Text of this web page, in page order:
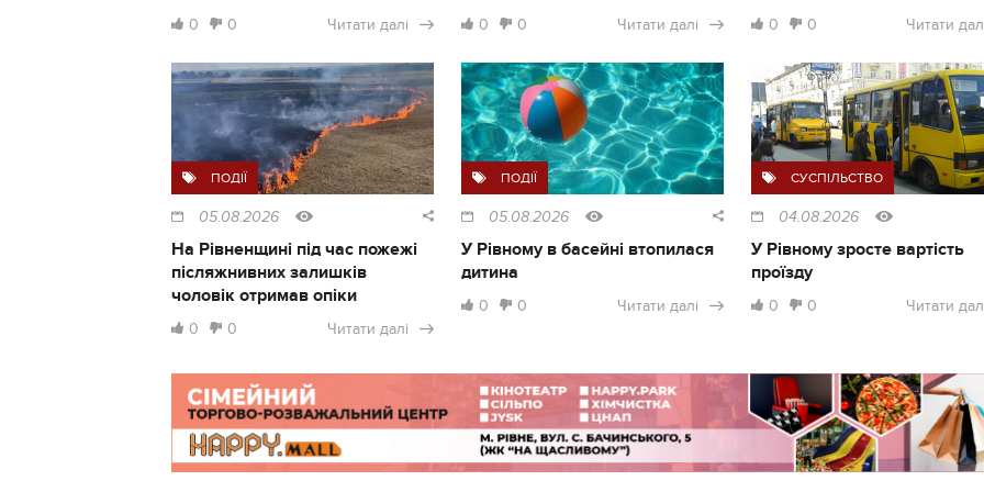
0 0 Читати далі 0 0 Читати далі 0 0 Читати
ПОДІЇ
05.08.2026
На Рівненщині під час пожежі
післяжнивних залишків
чоловік отримав опіки
0 0 Читати далі
ПОДІЇ
05.08.2026
У Рівному в басейні втопилася
дитина
0 0 Читати далі
СУСПІЛЬСТВО
04.08.2026
У Рівному зросте вартість
проїзду
0 0 Читати